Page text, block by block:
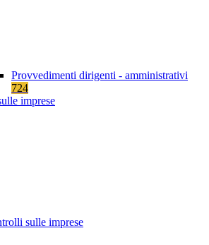
Provvedimenti dirigenti - amministrativi
724
imprese
sulle imprese